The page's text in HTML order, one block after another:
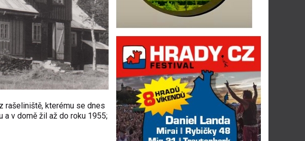
rašeliniště, kterému se dnes
a v domě žil až do roku 1955;